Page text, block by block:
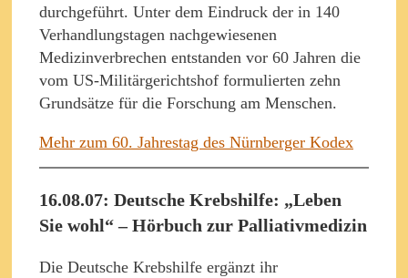
durchgeführt. Unter dem Eindruck der in 140
Verhandlungstagen nachgewiesenen
Medizinverbrechen entstanden vor 60 Jahren die
vom US-Militärgerichtshof formulierten zehn
Grundsätze für die Forschung am Menschen.
Mehr zum 60. Jahrestag des Nürnberger Kodex
16.08.07: Deutsche Krebshilfe: „Leben
Sie wohl“ – Hörbuch zur Palliativmedizin
Die Deutsche Krebshilfe ergänzt ihr